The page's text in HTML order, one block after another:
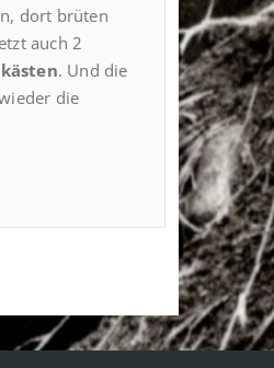
dort brüten
auch 2
. Und die
die